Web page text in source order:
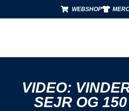
WEBSHOP
VIDEO:
SEJR OG